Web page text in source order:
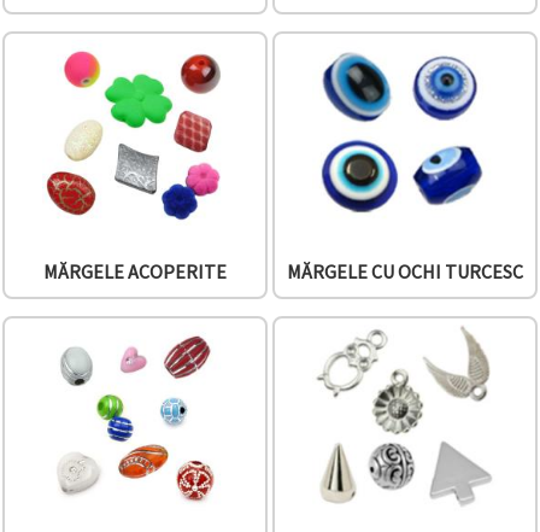
MĂRGELE ACOPERITE MĂRGELE CU OCHI TURCESC